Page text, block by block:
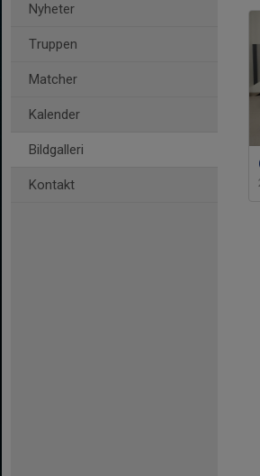
Nyheter
Truppen
Matcher
Kalender
Bildgalleri
Kontakt